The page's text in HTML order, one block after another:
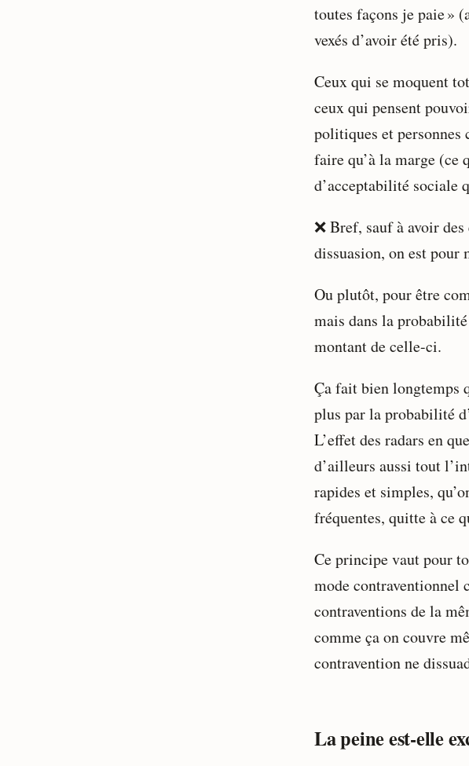
toutes façons je paie »
vexés d’avoir été pris).
Ceux qui se moquent
ceux qui pensent
politiques et personnes
faire qu’à la marge
d’acceptabilité sociale
❌ Bref, sauf à avoir
dissuasion, on est pour
Ou plutôt, pour être
mais dans la
montant de celle-ci.
Ça fait bien longtemps
plus par la probabilité
L’effet des radars en
d’ailleurs aussi tout
rapides et simples,
fréquentes, quitte à ce
Ce principe vaut pour
mode contraventionnel
contraventions de la
comme ça on couvre
contravention ne
La peine est-elle